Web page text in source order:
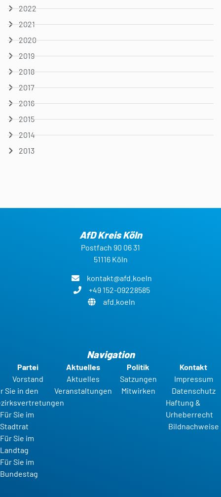
2022
2021
2020
2019
2018
2017
2016
2015
2014
2013
AfD Kreis Köln
Postfach 90 06 31
51116 Köln
kontakt@afd.koeln
+49 152-09228585
afd.koeln
Navigation
Partei
Vorstand
Sie in den
Für Sie im
Stadtrat
Für Sie im
Landtag
Für Sie im
Bundestag
Aktuelles
Aktuelles
Veranstaltungen
Politik
Satzungen
Mitwirken
Kontakt
Impressum
Datenschutz
Haftung &
Urheberrecht
Bildnachweise